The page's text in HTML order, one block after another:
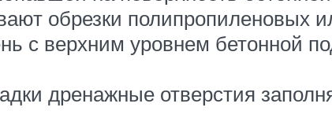
обрезки полипропиленовых
с верхним уровнем бетонной
дренажные отверстия